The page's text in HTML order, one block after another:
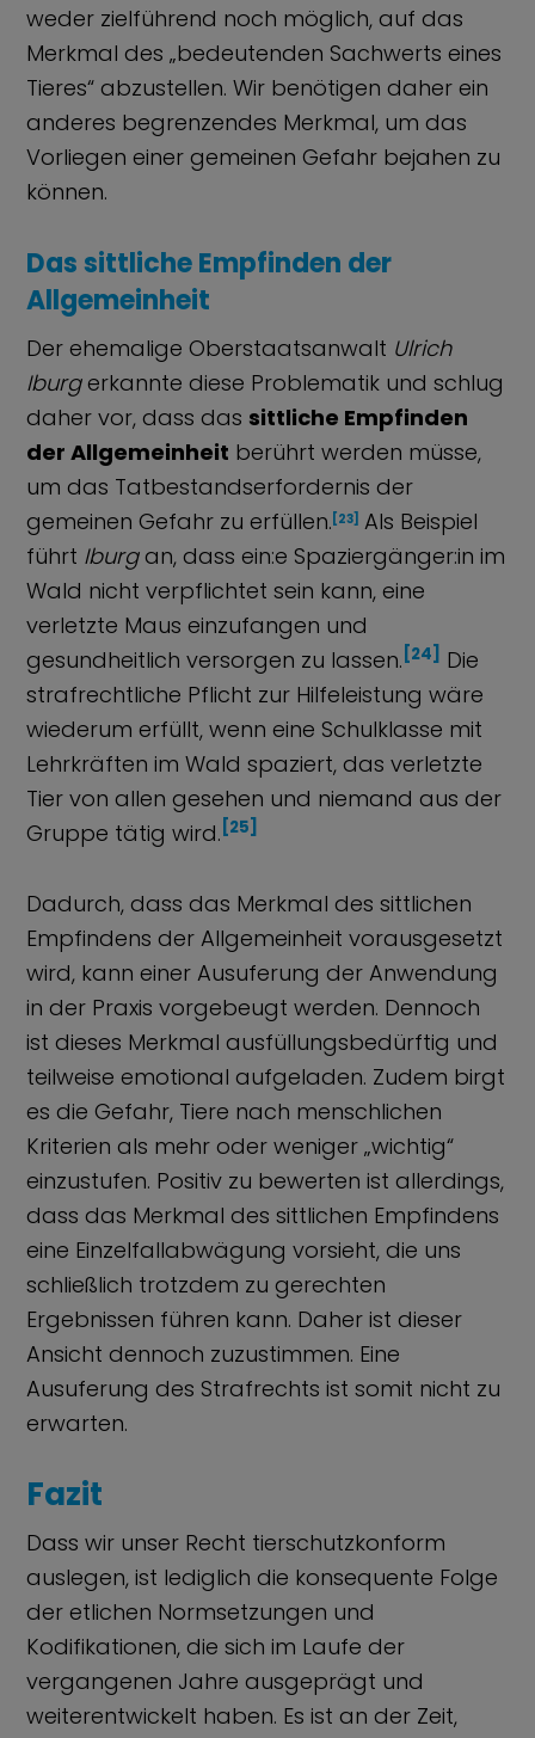
weder zielführend noch möglich, auf das
Merkmal des „bedeutenden Sachwerts eines
Tieres“ abzustellen. Wir benötigen daher ein
anderes begrenzendes Merkmal, um das
Vorliegen einer gemeinen Gefahr bejahen zu
können.
Das sittliche Empfinden der
Allgemeinheit
Der ehemalige Oberstaatsanwalt Ulrich
Iburgerkannte diese Problematik und schlug
daher vor, dass das sittliche Empfinden
der Allgemeinheit berührt werden müsse,
um das Tatbestandserfordernis der
gemeinen Gefahr zu erfüllen. [23] Als Beispiel
führt Iburgan, dass ein:e Spaziergänger:in im
Wald nicht verpflichtet sein kann, eine
verletzte Maus einzufangen und
gesundheitlich versorgen zu lassen. [24] Die
strafrechtliche Pflicht zur Hilfeleistung wäre
wiederum erfüllt, wenn eine Schulklasse mit
Lehrkräften im Wald spaziert, das verletzte
Tier von allen gesehen und niemand aus der
Gruppe tätig wird. [25]
Dadurch, dass das Merkmal des sittlichen
Empfindens der Allgemeinheit vorausgesetzt
wird, kann einer Ausuferung der Anwendung
in der Praxis vorgebeugt werden. Dennoch
ist dieses Merkmal ausfüllungsbedürftig und
teilweise emotional aufgeladen. Zudem birgt
es die Gefahr, Tiere nach menschlichen
Kriterien als mehr oder weniger „wichtig“
einzustufen. Positiv zu bewerten ist allerdings,
dass das Merkmal des sittlichen Empfindens
eine Einzelfallabwägung vorsieht, die uns
schließlich trotzdem zu gerechten
Ergebnissen führen kann. Daher ist dieser
Ansicht dennoch zuzustimmen. Eine
Ausuferung des Strafrechts ist somit nicht zu
erwarten.
Fazit
Dass wir unser Recht tierschutzkonform
auslegen, ist lediglich die konsequente Folge
der etlichen Normsetzungen und
Kodifikationen, die sich im Laufe der
vergangenen Jahre ausgeprägt und
weiterentwickelt haben. Es ist an der Zeit,